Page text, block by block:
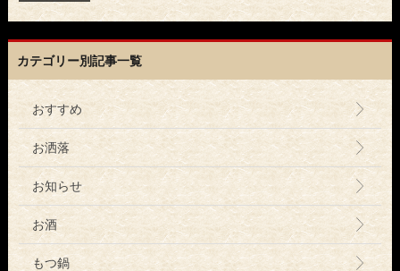
カテゴリー別記事一覧
おすすめ
お洒落
お知らせ
お酒
もつ鍋